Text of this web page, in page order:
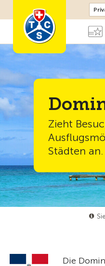
Mitglied
Zieht
Städten an.
Die